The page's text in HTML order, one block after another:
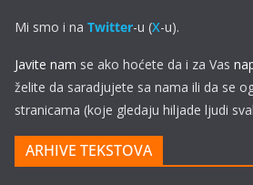
Mi smo i na Twitter-u (X-u).
Javite nam se ako hoćete da i za Vas
želite da saradjujete sa nama ili da se
stranicama (koje gledaju hiljade ljudi
ARHIVE TEKSTOVA